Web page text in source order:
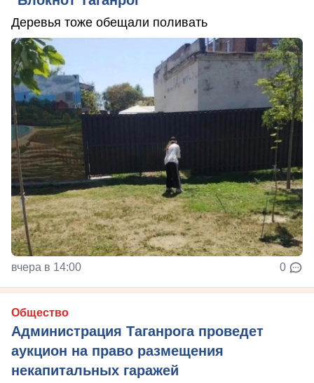
Деревья тоже обещали поливать
вчера в 14:00 0
Общество
Администрация Таганрога проведет
аукцион на право размещения
некапитальных гаражей